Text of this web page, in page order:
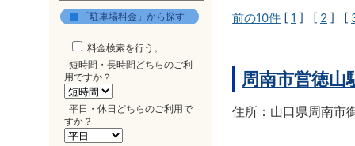
「駐車場料金」から探す
料金検索を行う。
短時間・長時間どちらのご利
用ですか？
平日・休日どちらのご利用で
すか？
前の10件 [ 1 ] [ 2 ] [
周南市営徳山
住所：山口県周南市